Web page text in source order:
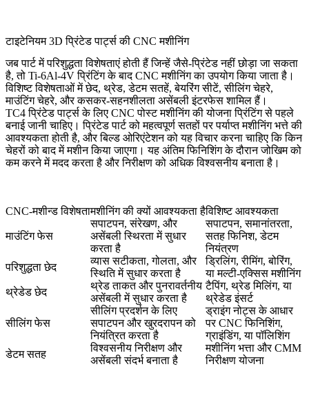
टाइटेनियम 3D प्रिंटेड पार्ट्स की CNC मशीनिंग
जब पार्ट में परिशुद्धता विशेषताएं होती हैं जिन्हें जैसे-प्रिंटेड नहीं छोड़ा जा सकता
है, तो Ti-6Al-4V प्रिंटिंग के बादCNC मशीनिंगका उपयोग किया जाता है।
विशिष्ट विशेषताओं में छेद, थ्रेड, डेटम सतहें, बेयरिंग सीटें, सीलिंग चेहरे,
माउंटिंग चेहरे, और कसकर-सहनशीलता असेंबली इंटरफेस शामिल हैं।
TC4 प्रिंटेड पार्ट्स के लिए CNC पोस्ट मशीनिंग की योजना प्रिंटिंग से पहले
बनाई जानी चाहिए। प्रिंटेड पार्ट को महत्वपूर्ण सतहों पर पर्याप्त मशीनिंग भत्ते की
आवश्यकता होती है, और बिल्ड ओरिएंटेशन को यह विचार करना चाहिए कि किन
चेहरों को बाद में मशीन किया जाएगा। यह अंतिम फिनिशिंग के दौरान जोखिम को
कम करने में मदद करता है और निरीक्षण को अधिक विश्वसनीय बनाता है।
CNC-मशीन्ड विशेषतामशीनिंग की क्यों आवश्यकता हैविशिष्ट आवश्यकता
माउंटिंग फेस
सपाटपन, संरेखण, और
असेंबली स्थिरता में सुधार
करता है
सपाटपन, समानांतरता,
सतह फिनिश, डेटम
नियंत्रण
परिशुद्धता छेद
व्यास सटीकता, गोलता, और
स्थिति में सुधार करता है
ड्रिलिंग, रीमिंग, बोरिंग,
या मल्टी-एक्सिस मशीनिंग
थ्रेडेड छेद
थ्रेड ताकत और पुनरावर्तनीय
असेंबली में सुधार करता है
टैपिंग, थ्रेड मिलिंग, या
थ्रेडेड इंसर्ट
सीलिंग फेस
सीलिंग प्रदर्शन के लिए
सपाटपन और खुरदरापन को
नियंत्रित करता है
ड्राइंग नोट्स के आधार
पर CNC फिनिशिंग,
ग्राइंडिंग, या पॉलिशिंग
डेटम सतह
विश्वसनीय निरीक्षण और
असेंबली संदर्भ बनाता है
मशीनिंग भत्ता और CMM
निरीक्षण योजना